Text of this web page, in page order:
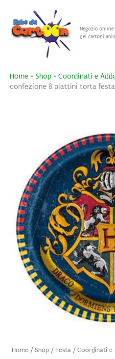
contenuto
Negozio
dei cartoni
Home - Shop - Coordinati e
confezione 8 piattini torta
Home/ Shop/ Festa/Coordinati e